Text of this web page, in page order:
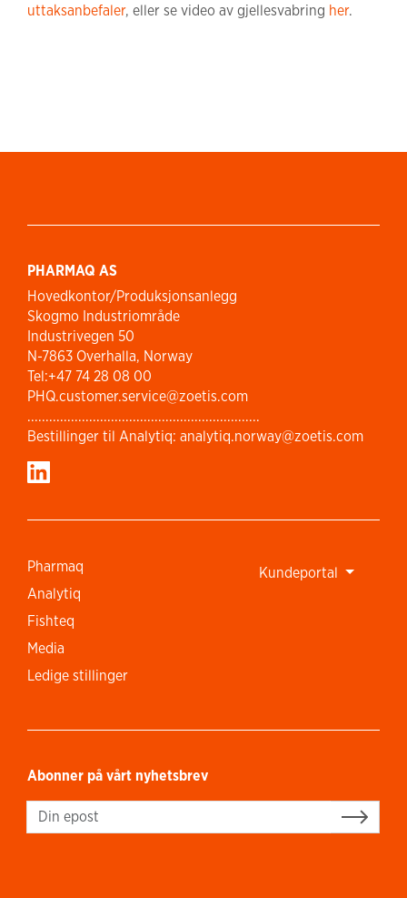
uttaksanbefaler, eller se video av gjellesvabring her.
PHARMAQ AS
Hovedkontor/Produksjonsanlegg
Skogmo Industriområde
Industrivegen 50
N-7863 Overhalla, Norway
Tel:+47 74 28 08 00
PHQ.customer.service@zoetis.com
................................................................
Bestillinger til Analytiq: analytiq.norway@zoetis.com
Pharmaq
Analytiq
Fishteq
Media
Ledige stillinger
Kundeportal
Abonner på vårt nyhetsbrev
Sign up